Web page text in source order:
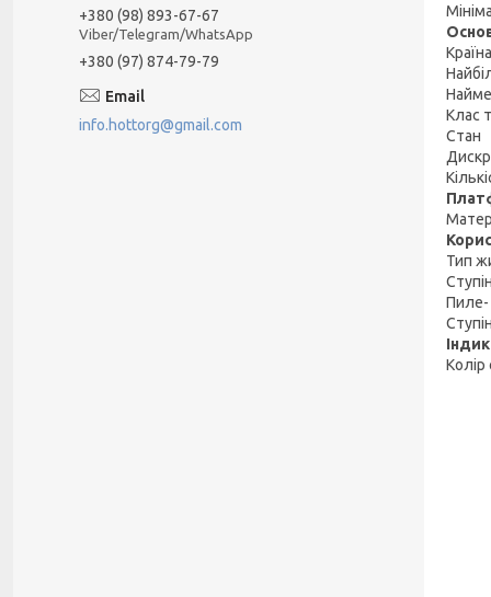
Клас
Стан
Тип
Пиле-
+380 (98) 893-67-67
Viber/Telegram/WhatsApp
+380 (97) 874-79-79
info.hottorg@gmail.com